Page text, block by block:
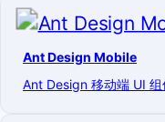
Ant Design Mobile
Ant Design 移动端 UI 组